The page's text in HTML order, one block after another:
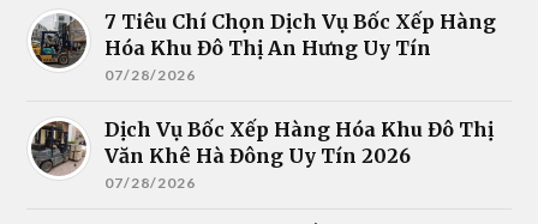
7 Tiêu Chí Chọn Dịch Vụ Bốc Xếp Hàng
Hóa Khu Đô Thị An Hưng Uy Tín
07/28/2026
Dịch Vụ Bốc Xếp Hàng Hóa Khu Đô Thị
Văn Khê Hà Đông Uy Tín 2026
07/28/2026